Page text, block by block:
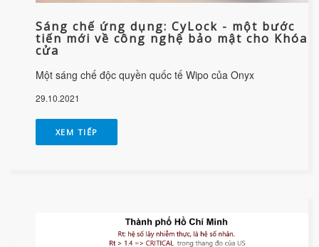
Sáng chế ứng dụng: CyLock - một bước
tiến mới về công nghệ bảo mật cho Khóa
cửa
Một sáng chế độc quyền quốc tế Wipo của Onyx
29.10.2021
XEM TIẾP